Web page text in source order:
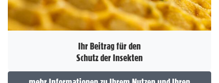
Ihr Beitrag für den
Schutz der Insekten